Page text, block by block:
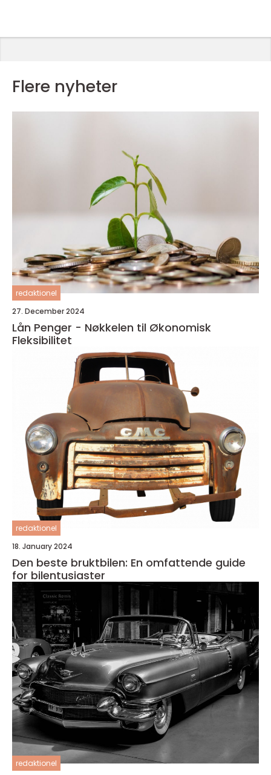
Flere nyheter
redaktionel
27. December 2024
Lån Penger - Nøkkelen til Økonomisk
Fleksibilitet
redaktionel
18. January 2024
Den beste bruktbilen: En omfattende guide
for bilentusiaster
redaktionel